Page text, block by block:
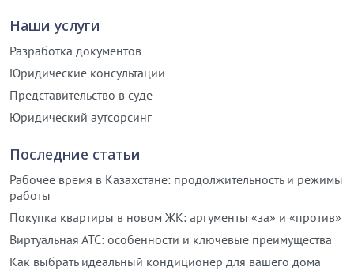
Наши услуги
Разработка документов
Юридические консультации
Представительство в суде
Юридический аутсорсинг
Последние статьи
Рабочее время в Казахстане: продолжительность и режимы
работы
Покупка квартиры в новом ЖК: аргументы «за» и «против»
Виртуальная АТС: особенности и ключевые преимущества
Как выбрать идеальный кондиционер для вашего дома